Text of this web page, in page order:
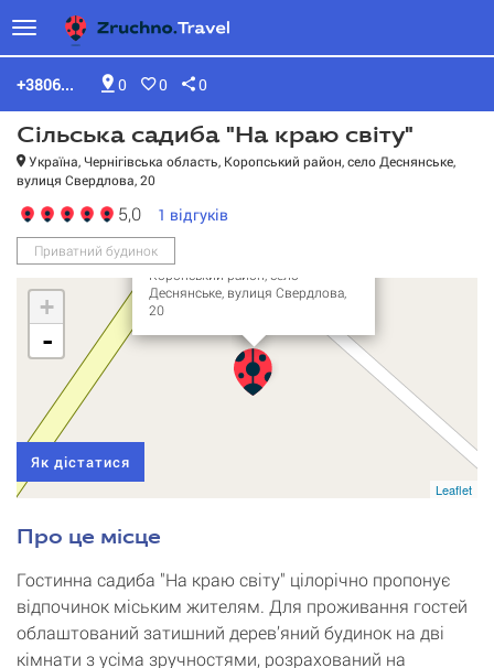
0 0 0
+3806...
Сільська садиба "На краю світу"
Україна, Чернігівська область, Коропський район, село Деснянське,
вулиця Свердлова, 20
5,0 1 відгуків
Приватний будинок
Сільська садиба "На
краю світу"
Україна, Чернігівська область,
Коропський район, село
Деснянське, вулиця Свердлова,
20
+
-
Leaflet
Як дістатися
Про це місце
Гостинна садиба "На краю світу" цілорічно пропонує
відпочинок міським жителям. Для проживання гостей
облаштований затишний дерев’яний будинок на дві
кімнати з усіма зручностями, розрахований на